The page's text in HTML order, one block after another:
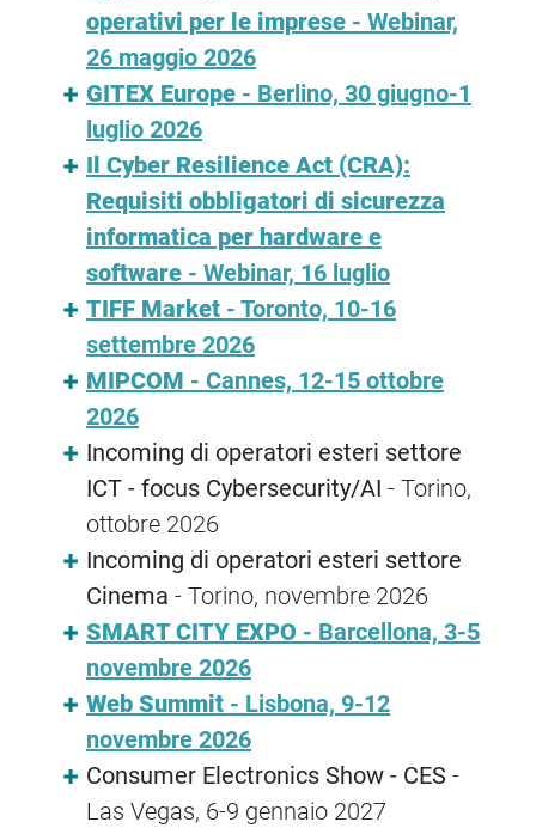
operativi per le imprese - Webinar,
26 maggio 2026
GITEX Europe - Berlino, 30 giugno-1
luglio 2026
Il Cyber Resilience Act (CRA):
Requisiti obbligatori di sicurezza
informatica per hardware e
software - Webinar, 16 luglio
TIFF Market - Toronto, 10-16
settembre 2026
MIPCOM - Cannes, 12-15 ottobre
2026
Incoming di operatori esteri settore
ICT - focus Cybersecurity/AI - Torino,
ottobre 2026
Incoming di operatori esteri settore
Cinema - Torino, novembre 2026
SMART CITY EXPO - Barcellona, 3-5
novembre 2026
Web Summit - Lisbona, 9-12
novembre 2026
Consumer Electronics Show - CES -
Las Vegas, 6-9 gennaio 2027